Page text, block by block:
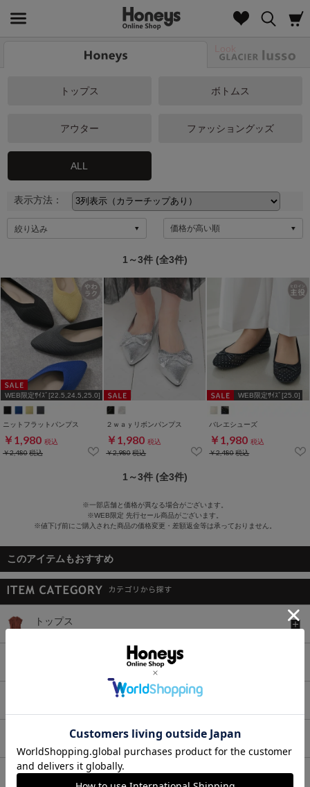
トップス ボトムス
アウター ファッショングッズ
ALL
表示方法：
絞り込み
1～3件 (全3件)
WEB限定ｻｲｽﾞ[22.5,24.5,25.0]
ニットフラットパンプス
￥1,980 税込
￥2,480税込
２ｗａｙリボンパンプス
￥1,980 税込
￥2,980税込
WEB限定ｻｲｽﾞ[25.0]
バレエシューズ
￥1,980 税込
￥2,480税込
1～3件 (全3件)
※一部店舗と価格が異なる場合がございます。
※WEB限定 先行セール商品がございます。
※値下げ前にご購入された商品の価格変更・差額返金等は承っておりません。
このアイテムもおすすめ
トップス
セットアップ
アウター